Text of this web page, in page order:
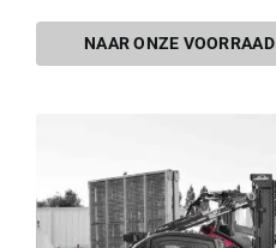
NAAR ONZE VOORRAAD